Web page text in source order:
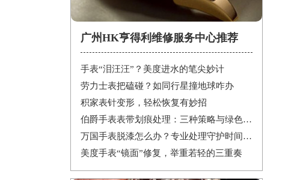
广州HK亨得利维修服务中心推荐
手表“泪汪汪”？美度进水的笔尖妙计
劳力士表把磕碰？如同行星撞地球咋办
积家表针变形，轻松恢复有妙招
伯爵手表表带划痕处理：三种策略与绿色陪伴
万国手表脱漆怎么办？专业处理守护时间之美
美度手表“镜面”修复，举重若轻的三重奏